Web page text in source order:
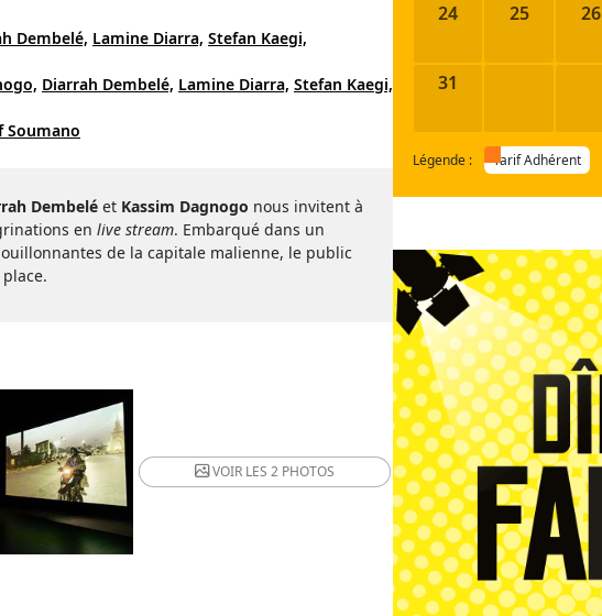
Dembelé, Lamine Diarra, Stefan Kaegi,
Diarrah Dembelé, Lamine Diarra, Stefan Kaegi,
Soumano
Dembelé et Kassim Dagnogo nous invitent à
en live stream. Embarqué dans un
de la capitale malienne, le public
VOIR LES2 PHOTOS
24 25 26
31
Légende : Tarif Adhérent